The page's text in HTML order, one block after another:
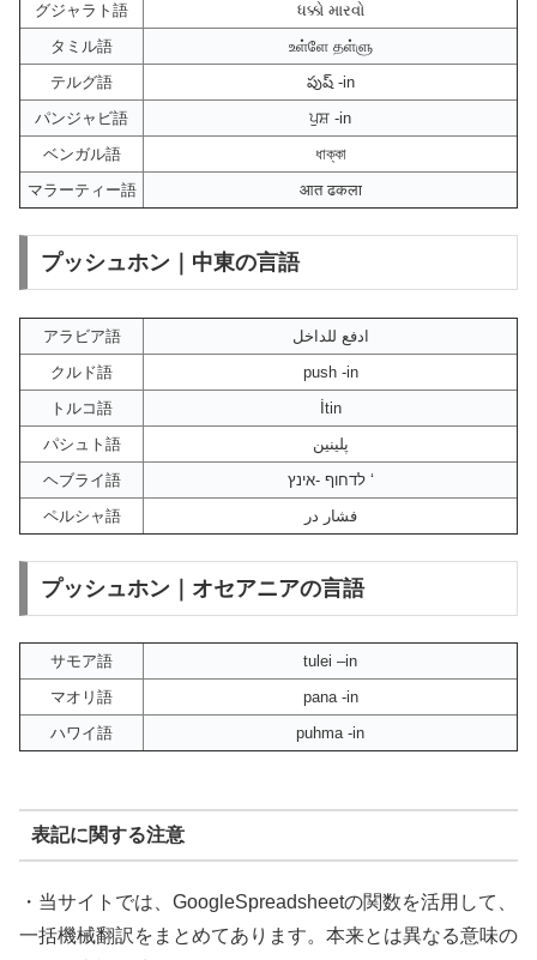
グジャラト語
ધક્કો મારવો
タミル語
உள்ளே தள்ளு
テルグ語
పుష్ -in
パンジャビ語
ਪੁਸ਼ -in
ベンガル語
ধাক্কা
マラーティー語
आत ढकला
プッシュホン｜中東の言語
アラビア語
ادفع للداخل
クルド語
push -in
トルコ語
İtin
パシュト語
پلینین
ヘブライ語
לדחוף -אינץ ‘
ペルシャ語
فشار در
プッシュホン｜オセアニアの言語
サモア語
tulei –in
マオリ語
pana -in
ハワイ語
puhma -in
表記に関する注意
・当サイトでは、GoogleSpreadsheetの関数を活用して、
一括機械翻訳をまとめてあります。本来とは異なる意味の